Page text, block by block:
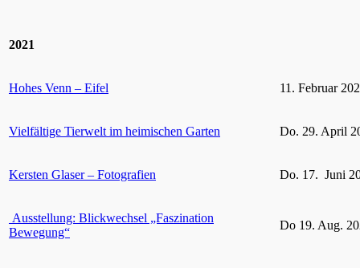
2021
Hohes Venn – Eifel 11. Februar
Vielfältige Tierwelt im heimischen Garten Do. 29. April
Kersten Glaser – Fotografien Do. 17. Juni
Ausstellung: Blickwechsel „Faszination
Bewegung“
Do 19. Aug.